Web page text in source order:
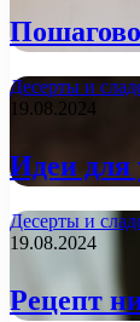
Десерты и
19.08.2024
Идеи для
Десерты и
19.08.2024
Рецепт